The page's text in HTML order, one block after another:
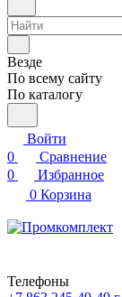
Везде
По всему сайту
По каталогу
Войти
0
Сравнение
0
Избранное
0 Корзина
Телефоны